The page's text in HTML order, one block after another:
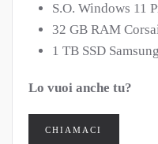
S.O. Windows 11
32 GB RAM
1 TB SSD
Lo vuoi anche tu?
CHIAMACI